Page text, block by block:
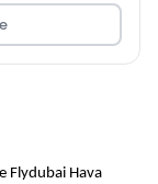
Flydubai Hava